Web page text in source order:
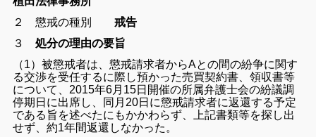
２ 懲戒の種別戒告
３処分の理由の要旨
（1）被懲戒者は、懲戒請求者からAとの間の紛争に関す
る交渉を受任するに際し預かった売買契約書、領収書等
について、2015年6月15日開催の所属弁護士会の紛議調
停期日に出席し、同月20日に懲戒請求者に返還する予定
である旨を述べたにもかかわらず、上記書類等を探し出
せず、約1年間返還しなかった。